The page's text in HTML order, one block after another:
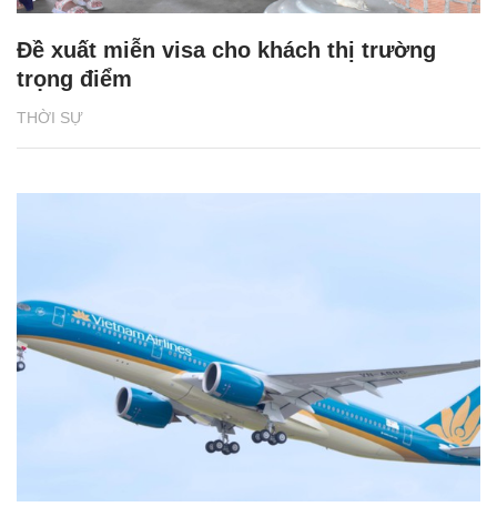
THỜI SỰ
Đề xuất miễn visa cho khách thị trường
trọng điểm